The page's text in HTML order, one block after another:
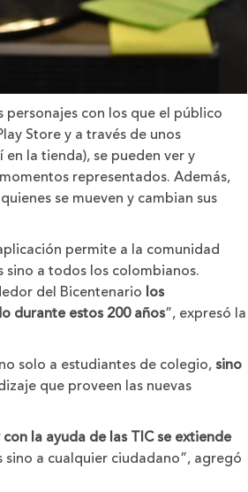
con los que el público
Store y a través de unos
la tienda), se pueden ver y
representados. Además,
se mueven y cambian sus
permite a la comunidad
a todos los colombianos.
del Bicentenario los
durante estos 200 años”, expresó la
solo a estudiantes de colegio,sino
que proveen las nuevas
la ayuda de las TIC se extiende
a cualquier ciudadano”, agregó